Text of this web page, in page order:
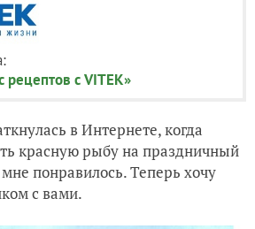
рецептов с VITEK»
в Интернете, когда
красную рыбу на праздничный
понравилось. Теперь хочу
с вами.